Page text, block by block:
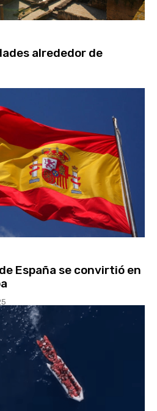
alrededor de
España se convirtió en